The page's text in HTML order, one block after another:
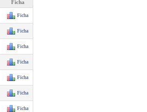
Ficha
Ficha
Ficha
Ficha
Ficha
Ficha
Ficha
Ficha